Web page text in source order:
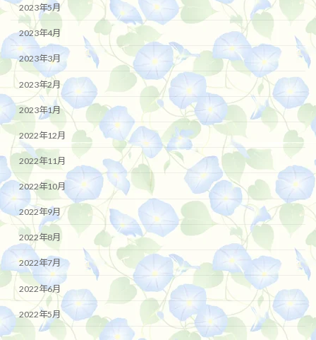
2023年5月
2023年4月
2023年3月
2023年2月
2023年1月
2022年12月
2022年11月
2022年10月
2022年9月
2022年8月
2022年7月
2022年6月
2022年5月